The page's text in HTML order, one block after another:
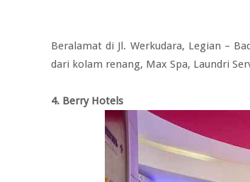
Beralamat di Jl. Werkudara, Legian –
dari kolam renang, Max Spa, Laundri
4. Berry Hotels